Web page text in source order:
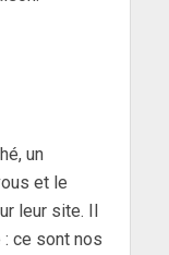
un
et le
leur site. Il
: ce sont nos